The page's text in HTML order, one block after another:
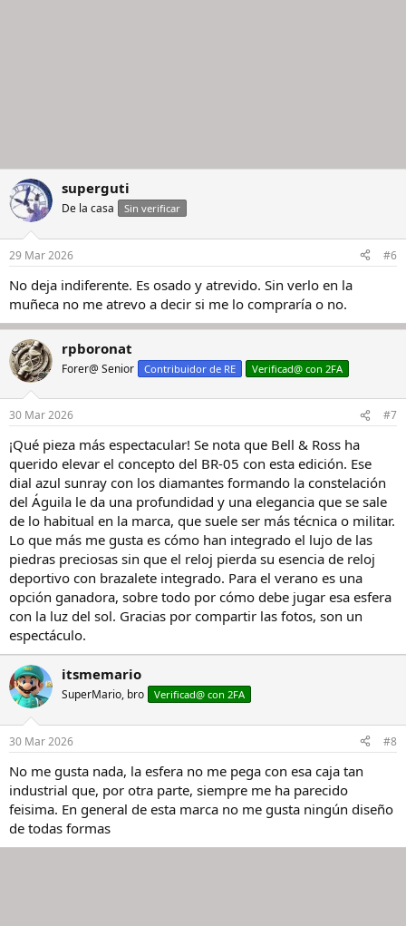
superguti
De la casa Sin verificar
29 Mar 2026 #6
No deja indiferente. Es osado y atrevido. Sin verlo en la
muñeca no me atrevo a decir si me lo compraría o no.
rpboronat
Forer@ Senior Contribuidor de RE Verificad@ con 2FA
30 Mar 2026 #7
¡Qué pieza más espectacular! Se nota que Bell & Ross ha
querido elevar el concepto del BR-05 con esta edición. Ese
dial azul sunray con los diamantes formando la constelación
del Águila le da una profundidad y una elegancia que se sale
de lo habitual en la marca, que suele ser más técnica o militar.
Lo que más me gusta es cómo han integrado el lujo de las
piedras preciosas sin que el reloj pierda su esencia de reloj
deportivo con brazalete integrado. Para el verano es una
opción ganadora, sobre todo por cómo debe jugar esa esfera
con la luz del sol. Gracias por compartir las fotos, son un
espectáculo.
itsmemario
SuperMario, bro Verificad@ con 2FA
30 Mar 2026 #8
No me gusta nada, la esfera no me pega con esa caja tan
industrial que, por otra parte, siempre me ha parecido
feisima. En general de esta marca no me gusta ningún diseño
de todas formas